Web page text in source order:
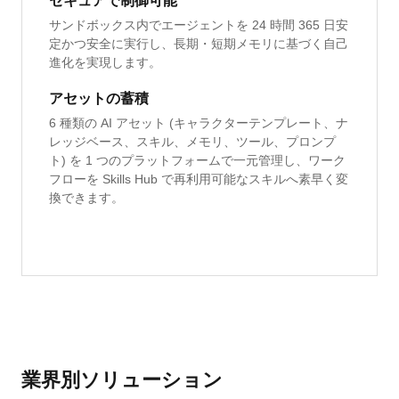
サンドボックス内でエージェントを 24 時間 365 日安
定かつ安全に実行し、長期・短期メモリに基づく自己
進化を実現します。
アセットの蓄積
6 種類の AI アセット (キャラクターテンプレート、ナ
レッジベース、スキル、メモリ、ツール、プロンプ
ト) を 1 つのプラットフォームで一元管理し、ワーク
フローを Skills Hub で再利用可能なスキルへ素早く変
換できます。
業界別ソリューション